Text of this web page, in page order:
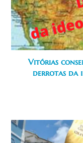
Vitórias
derrotas da